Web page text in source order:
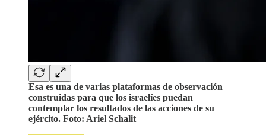
Esa es una de varias plataformas de observación
construidas para que los israelíes puedan
contemplar los resultados de las acciones de su
ejército. Foto: Ariel Schalit